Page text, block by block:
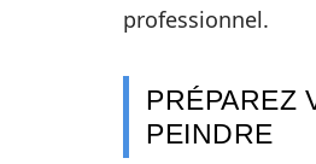
professionnel.
PRÉPAREZ
PEINDRE